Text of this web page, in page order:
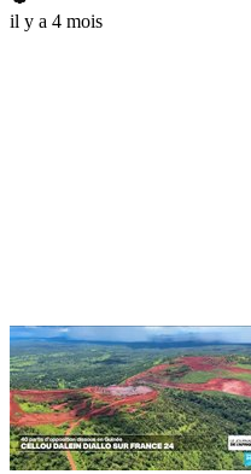
il y a 4 mois